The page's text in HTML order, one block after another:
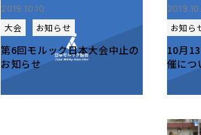
2019.10.10
大会
お知らせ
第6回モルック日本大会中止の
お知らせ
お知ら
10月
催につ